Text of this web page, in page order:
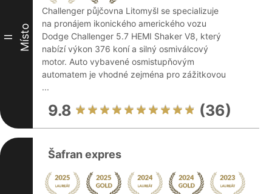
II Místo
Challenger půjčovna Litomyšl se specializuje
na pronájem ikonického amerického vozu
Dodge Challenger 5.7 HEMI Shaker V8, který
nabízí výkon 376 koní a silný osmiválcový
motor. Auto vybavené osmistupňovým
automatem je vhodné zejména pro zážitkovou
...
9.8 (36)
Šafran expres